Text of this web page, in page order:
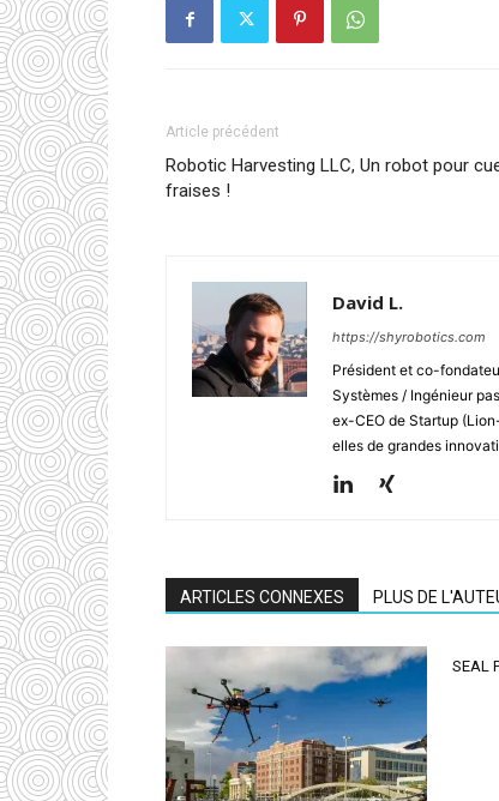
Article précédent
Robotic Harvesting LLC, Un robot pour
fraises !
David L.
https://shyrobotics.com
Président et co-
Systèmes / Ingénieur
ex-CEO de Startup
elles de grandes
ARTICLES CONNEXES PLUS DE
SEAL